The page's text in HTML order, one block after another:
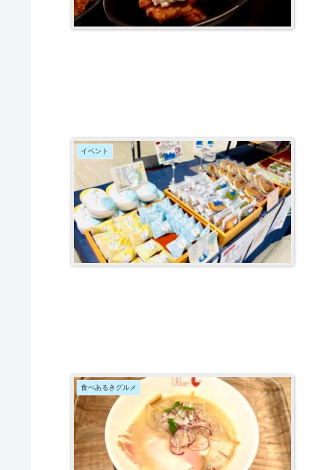
イベント
食べあるきグルメ